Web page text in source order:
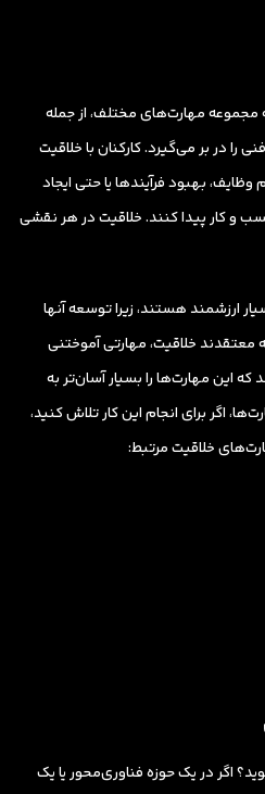
مجموعه مهارت‌های مختلف، از جمله
را در بر می‌گیرد. کارکنان با خلاقیت
بهبود فرآیندها یا حتی ایجاد
و کار پیدا کنند. خلاقیت در هر نقشی
ارزشمند هستند، زیرا توسعه آنها
خلاقیت، مهارتی آموختنی
این مهارت‌ها را بسیار آسان‌تر به
اگر برای انجام این کار تلاش کنید،
خلاقیت مرتبط:
اگر در یک حوزه فناوری‌محور یا یک